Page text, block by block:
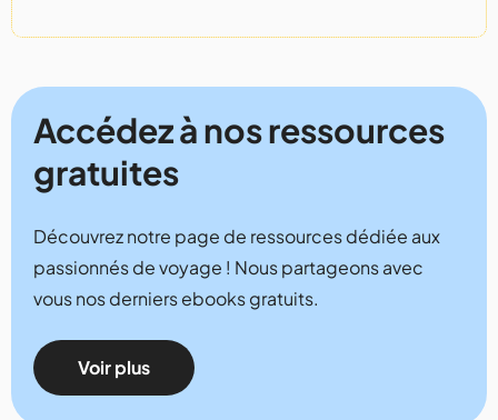
Accédez à nos ressources
gratuites
Découvrez notre page de ressources dédiée aux
passionnés de voyage ! Nous partageons avec
vous nos derniers ebooks gratuits.
Voir plus